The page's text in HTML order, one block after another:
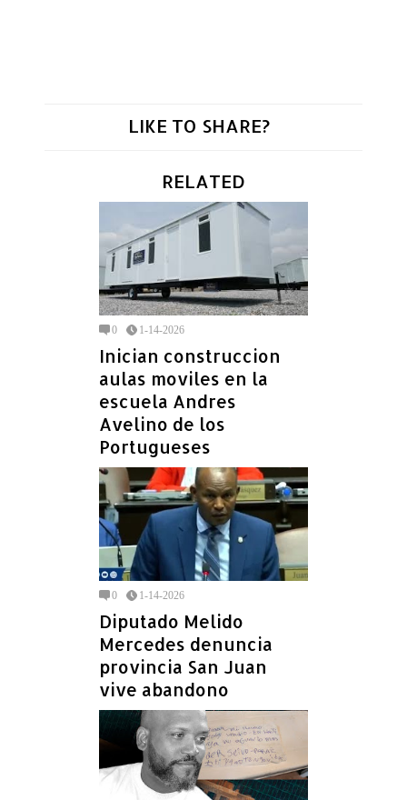
LIKE TO SHARE?
RELATED
0 1-14-2026
Inician construccion
aulas moviles en la
escuela Andres
Avelino de los
Portugueses
0 1-14-2026
Diputado Melido
Mercedes denuncia
provincia San Juan
vive abandono